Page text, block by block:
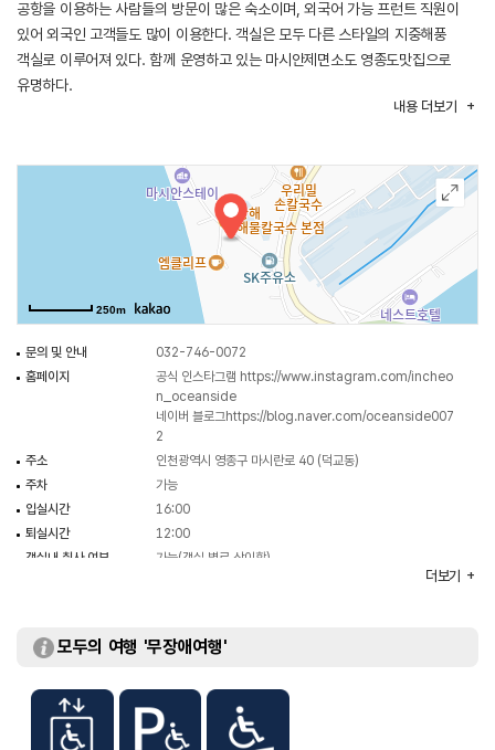
공항을 이용하는 사람들의 방문이 많은 숙소이며, 외국어 가능 프런트 직원이
있어 외국인 고객들도 많이 이용한다. 객실은 모두 다른 스타일의 지중해풍
객실로 이루어져 있다. 함께 운영하고 있는 마시안제면소도 영종도맛집으로
유명하다.
내용 더보기
250m
문의 및 안내
032-746-0072
홈페이지
공식 인스타그램 https://www.instagram.com/incheo
n_oceanside
네이버 블로그https://blog.naver.com/oceanside007
2
주소
인천광역시 영종구 마시란로 40 (덕교동)
주차
가능
입실시간
16:00
퇴실시간
12:00
객실내 취사 여부
가능(객실 별로 상이함)
패밀리 프리미엄 / 패밀리 스위트
더보기
모두의 여행 '무장애여행'